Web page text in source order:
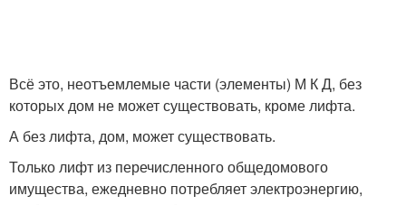
Всё это, неотъемлемые части (элементы) М К Д, без
которых дом не может существовать, кроме лифта.
А без лифта, дом, может существовать.
Только лифт из перечисленного общедомового
имущества, ежедневно потребляет электроэнергию,